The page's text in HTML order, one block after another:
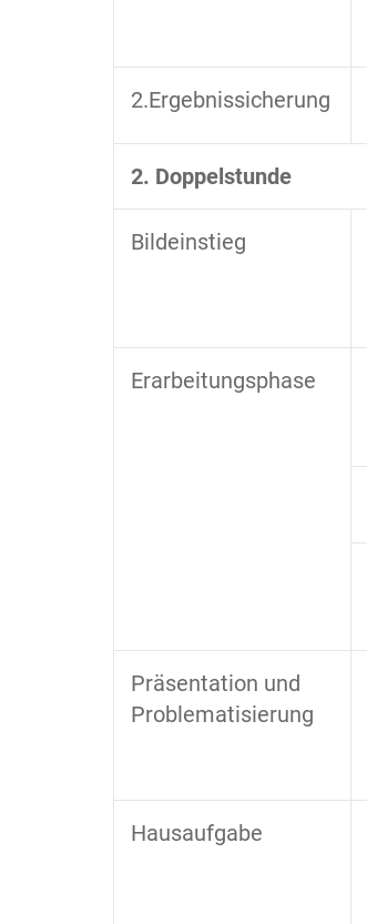
2.Ergebnissicherung
2. Doppelstunde
Bildeinstieg
Erarbeitungsphase
Präsentation und
Problematisierung
Hausaufgabe